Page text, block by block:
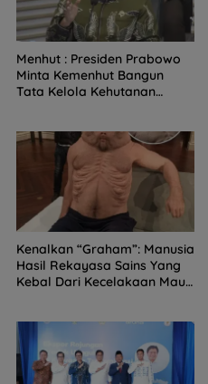
Menhut : Presiden Prabowo
Minta Kemenhut Bangun
Tata Kelola Kehutanan
Kenalkan “Graham”: Manusia
Hasil Rekayasa Sains Yang
Kebal Dari Kecelakaan Maut